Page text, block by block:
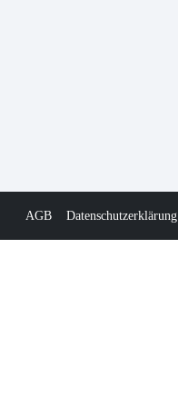
AGB Datenschutzerklärung